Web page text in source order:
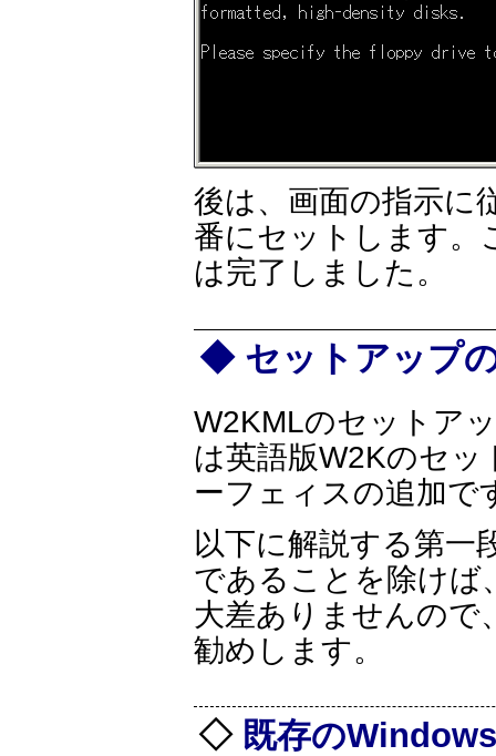
後は、画面の指示に
番にセットします。
は完了しました。
セットアップ
W2KMLのセットア
は英語版W2Kのセ
ーフェィスの追加で
以下に解説する第一
であることを除けば
大差ありませんので
勧めします。
既存の